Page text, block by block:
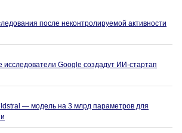
после неконтролируемой активности
Google создадут ИИ-стартап
— модель на 3 млрд параметров для